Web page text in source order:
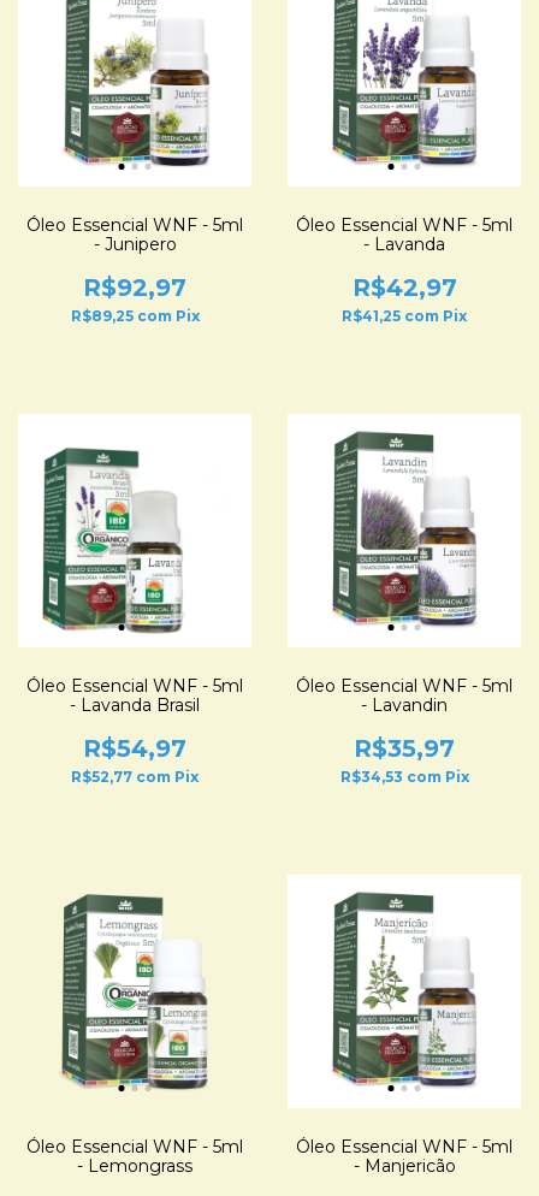
Óleo Essencial WNF - 5ml
- Junipero
R$92,97
R$89,25 com Pix
Óleo Essencial WNF - 5ml
- Lavanda
R$42,97
R$41,25 com Pix
Óleo Essencial WNF - 5ml
- Lavanda Brasil
R$54,97
R$52,77 com Pix
Óleo Essencial WNF - 5ml
- Lavandin
R$35,97
R$34,53 com Pix
Óleo Essencial WNF - 5ml
- Lemongrass
Óleo Essencial WNF - 5ml
- Manjericão